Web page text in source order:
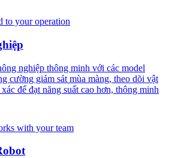
nghiệp thông minh với các model
cường giám sát mùa màng, theo dõi vật
để đạt năng suất cao hơn, thông minh